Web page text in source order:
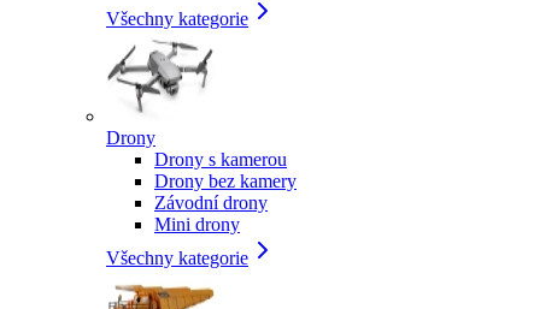
Všechny kategorie
Drony
Drony s kamerou
Drony bez kamery
Závodní drony
Mini drony
Všechny kategorie